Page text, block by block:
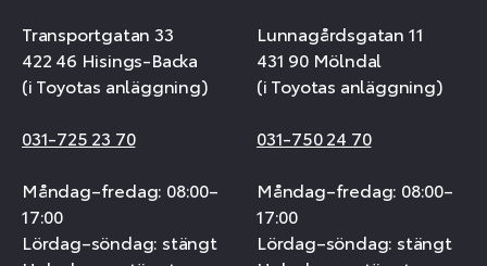
Transportgatan 33
422 46 Hisings-Backa
(i Toyotas anläggning)
031-725 23 70
Måndag–fredag: 08:00–
17:00
Lördag–söndag: stängt
Lunnagårdsgatan 11
431 90 Mölndal
(i Toyotas anläggning)
031-750 24 70
Måndag–fredag: 08:00–
17:00
Lördag–söndag: stängt